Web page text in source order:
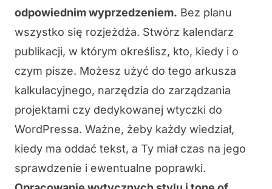
odpowiednim wyprzedzeniem. Bez planu
wszystko się rozjeżdża. Stwórz kalendarz
publikacji, w którym określisz, kto, kiedy i o
czym pisze. Możesz użyć do tego arkusza
kalkulacyjnego, narzędzia do zarządzania
projektami czy dedykowanej wtyczki do
WordPressa. Ważne, żeby każdy wiedział,
kiedy ma oddać tekst, a Ty miał czas na jego
sprawdzenie i ewentualne poprawki.